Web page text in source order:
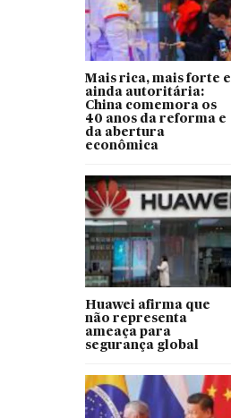
Mais rica, mais forte e
ainda autoritária:
China comemora os
40 anos da reforma e
da abertura
econômica
Huawei afirma que
não representa
ameaça para
segurança global